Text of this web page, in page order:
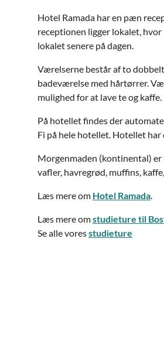
Hotel Ramada har en pæn
receptionen ligger lokalet, hvor
lokalet senere på dagen.
Værelserne består af to
badeværelse med hårtørrer.
mulighed for at lave te og kaffe.
På hotellet findes der
Fi på hele hotellet. Hotellet har
Morgenmaden (kontinental)
vafler, havregrød, muffins,
Læs mere om Hotel Ramada.
Læs mere omstudieture til
Se alle voresstudieture